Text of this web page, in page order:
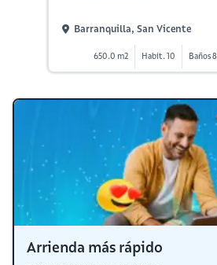
Barranquilla, San Vicente
650.0 m2 Habit. 10 Baños 8
Arrienda más rápido